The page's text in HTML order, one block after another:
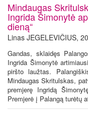
Mindaugas
Ingrida Šimonytė
dieną“
Linas JEGELEVIČIUS,
Gandas, sklaidęs
Ingrida Šimonytė
piršto laužtas.
Mindaugas Skritulskas,
premjerę Ingridą
Premjerė į Palangą turėtų